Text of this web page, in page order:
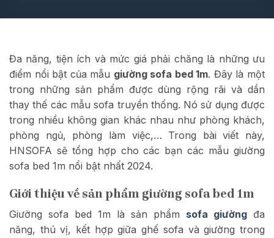
Đa năng, tiện ích và mức giá phải chăng là những ưu
điểm nổi bật của mẫu giường sofa bed 1m. Đây là một
trong những sản phẩm được dùng rộng rãi và dần
thay thế các mẫu sofa truyền thống. Nó sử dụng được
trong nhiều không gian khác nhau như phòng khách,
phòng ngủ, phòng làm việc,… Trong bài viết này,
HNSOFA sẽ tổng hợp cho các bạn các mẫu giường
sofa bed 1m nổi bật nhất 2024.
Giới thiệu về sản phẩm giường sofa bed 1m
Giường sofa bed 1m là sản phẩm sofa giường đa
năng, thú vị, kết hợp giữa ghế sofa và giường trong